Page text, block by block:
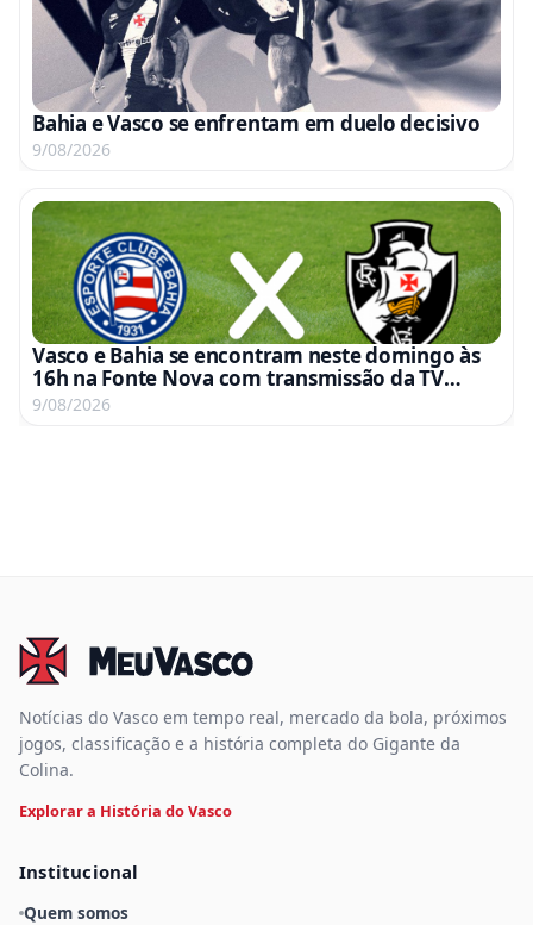
Bahia e Vasco se enfrentam em duelo decisivo
9/08/2026
Vasco e Bahia se encontram neste domingo às
16h na Fonte Nova com transmissão da TV
Globo e Premiere
9/08/2026
Notícias do Vasco em tempo real, mercado da bola, próximos
jogos, classificação e a história completa do Gigante da
Colina.
Explorar a História do Vasco
Institucional
Quem somos